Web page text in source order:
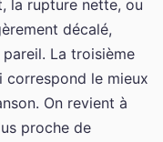
la rupture nette, ou
décalé,
La troisième
le mieux
On revient à
proche de